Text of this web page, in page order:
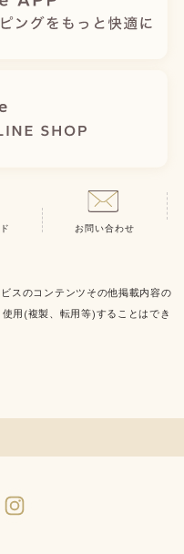
お問い合わせ
スのコンテンツその他掲載内容の
用(複製、転用等)することはでき